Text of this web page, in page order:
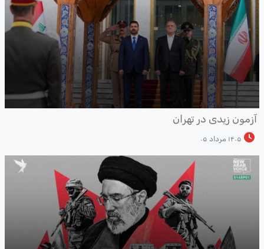
زیدی در تهران
۱۴۰۵ مرداد ۰۵